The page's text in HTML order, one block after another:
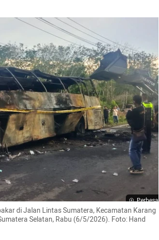
Perbesar
di Jalan Lintas Sumatera, Kecamatan Karang
Selatan, Rabu (6/5/2026). Foto: Hand